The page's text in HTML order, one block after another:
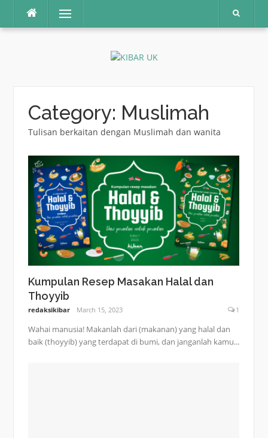
content
Menu
Category: Muslimah
Tulisan berkaitan dengan Muslimah dan wanita
Kumpulan Resep Masakan Halal dan
Thoyyib
redaksikibar March 15, 2023 1
Wahai manusia! Makanlah dari (makanan) yang halal dan
baik (thoyyib) yang terdapat di bumi, dan janganlah kamu...